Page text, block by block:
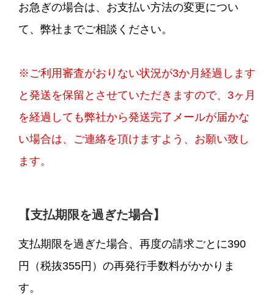
お急ぎの場合は、お支払い方法の変更につい
て、弊社までご相談ください。
※ご利用審査がおりない状況が3か月経過します
と発送を保留とさせていただきますので、3ヶ月
を経過しても弊社から発送完了メールが届かな
い場合は、ご連絡を頂けますよう、お願い致し
ます。
【支払期限を過ぎた場合】
支払期限を過ぎた場合、再度の請求ごとに390
円（税抜355円）の再発行手数料がかかりま
す。